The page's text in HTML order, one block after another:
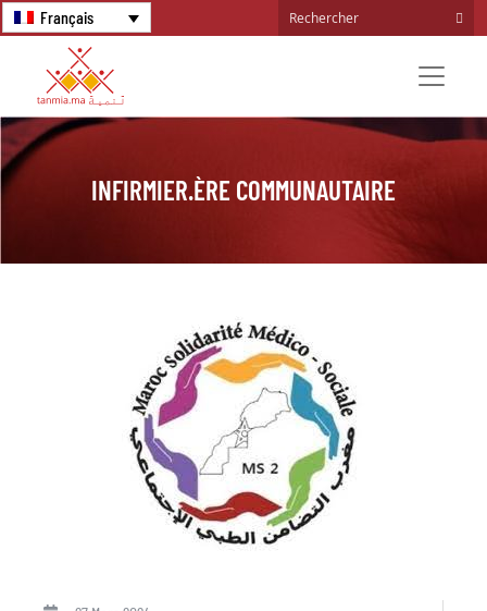
Français
INFIRMIER.ÈRE COMMUNAUTAIRE